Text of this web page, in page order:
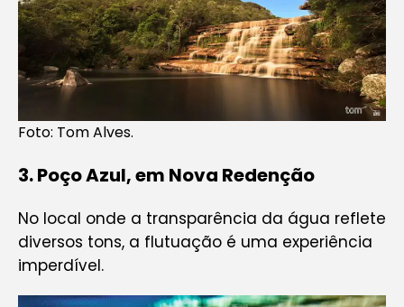
Foto: Tom Alves.
3.Poço Azul, em Nova Redenção
No local onde a transparência da água reflete
diversos tons, a flutuação é uma experiência
imperdível.